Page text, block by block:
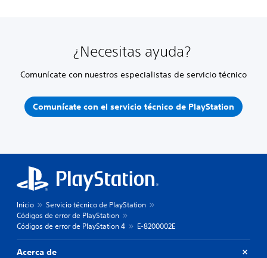
¿Necesitas ayuda?
Comunícate con nuestros especialistas de servicio técnico
Comunícate con el servicio técnico de PlayStation
Inicio
Servicio técnico de PlayStation
Códigos de error de PlayStation
Códigos de error de PlayStation 4
E-8200002E
Acerca de